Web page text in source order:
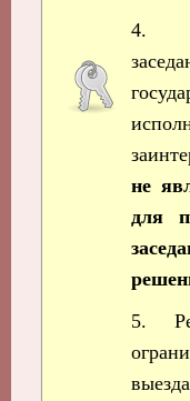
4.
не
для
5.